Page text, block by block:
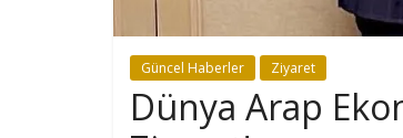
Güncel Haberler Ziyaret
Dünya Arap